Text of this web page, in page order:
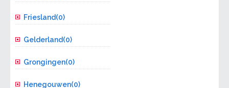
Friesland(0)
Gelderland(0)
Grongingen(0)
Henegouwen(0)